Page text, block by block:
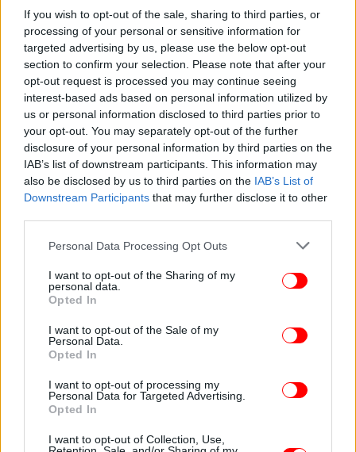
If you wish to opt-out of the sale, sharing to third parties, or
processing of your personal or sensitive information for
targeted advertising by us, please use the below opt-out
section to confirm your selection. Please note that after your
opt-out request is processed you may continue seeing
interest-based ads based on personal information utilized by
us or personal information disclosed to third parties prior to
your opt-out. You may separately opt-out of the further
disclosure of your personal information by third parties on the
IAB’s list of downstream participants. This information may
also be disclosed by us to third parties on the IAB’s List of
Downstream Participants that may further disclose it to other
Please note that this website/app uses one or more Google
not limited to your visit or usage behaviour. You may click to
grant or deny consent to Google and its third-party tags to
use your data for below specified purposes in below Google
consent section.
Personal Data Processing Opt Outs
I want to opt-out of the Sharing of my
personal data.
Opted In
I want to opt-out of the Sale of my
Personal Data.
Opted In
I want to opt-out of processing my
Personal Data for Targeted Advertising.
Opted In
I want to opt-out of Collection, Use,
Πηγή: flashnews.gr
Ακολουθήστε το στο Google Newsκαι μάθετε
πρώτοι όλες τις ειδήσεις
Δείτε όλες τις τελευταίεςΕιδήσειςαπό την Ελλάδα και τον Κόσμο,
στο